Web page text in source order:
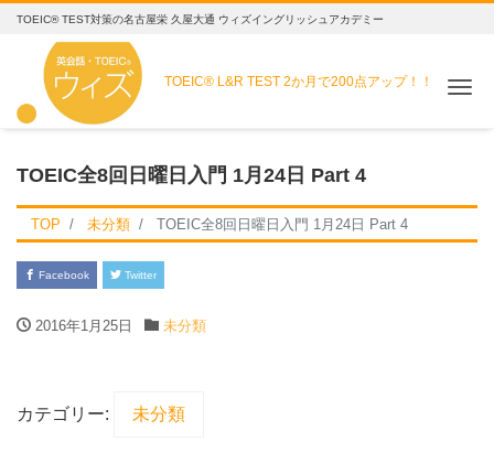
TOEIC® TEST対策の名古屋栄 久屋大通 ウィズイングリッシュアカデミー
TOEIC® L&R TEST2か月で200点アップ！！
TOEIC全8回日曜日入門 1月24日 Part 4
TOP 未分類 TOEIC全8回日曜日入門 1月24日 Part 4
Facebook Twitter
2016年1月25日 未分類
カテゴリー: 未分類